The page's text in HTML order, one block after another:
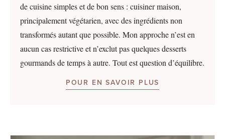
de cuisine simples et de bon sens : cuisiner maison,
principalement végétarien, avec des ingrédients non
transformés autant que possible. Mon approche n’est en
aucun cas restrictive et n’exclut pas quelques desserts
gourmands de temps à autre. Tout est question d’équilibre.
POUR EN SAVOIR PLUS